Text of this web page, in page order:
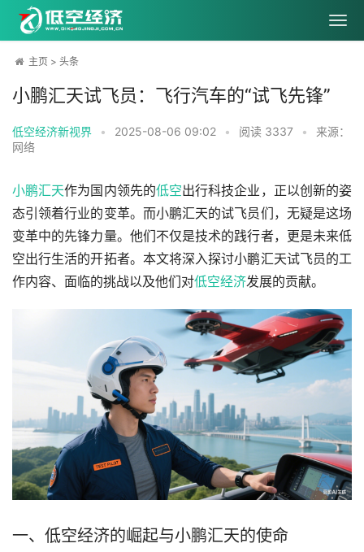
主页 > 头条
小鹏汇天试飞员：飞行汽车的“试飞先锋”
低空经济新视界 • 2025-08-06 09:02 • 阅读 3337 •
来源：
网络
小鹏汇天作为国内领先的低空出行科技企业，正以创新的姿
态引领着行业的变革。而小鹏汇天的试飞员们，无疑是这场
变革中的先锋力量。他们不仅是技术的践行者，更是未来低
空出行生活的开拓者。本文将深入探讨小鹏汇天试飞员的工
作内容、面临的挑战以及他们对低空经济发展的贡献。
一、低空经济的崛起与小鹏汇天的使命